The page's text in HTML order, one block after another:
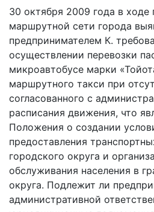
30 октября 2009 года в ходе
маршрутной сети города
предпринимателем К.
осуществлении перевозки
микроавтобусе марки
маршрутного такси при
согласованного с
расписания движения, что
Положения о создании
предоставления
городского округа и
обслуживания населения в
округа. Подлежит ли
административной